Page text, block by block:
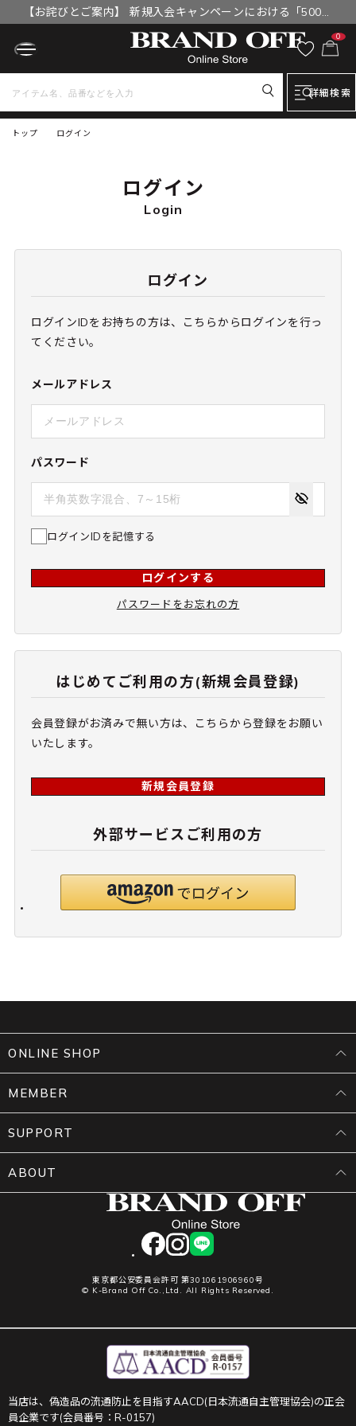
【お詫びとご案内】 新規入会キャンペーンにおける「500円
OFFクーポン」付与漏れと補填について
0
詳細検索
トップ ログイン
ログイン
Login
ログイン
ログインIDをお持ちの方は、こちらからログインを行っ
てください。
メールアドレス
パスワード
ログインIDを記憶する
ログインする
パスワードをお忘れの方
はじめてご利用の方(新規会員登録)
会員登録がお済みで無い方は、こちらから登録をお願い
いたします。
新規会員登録
外部サービスご利用の方
facebookinstagram
LINE
東京都公安委員会許可 第301061906960号
© K-Brand Off Co.,Ltd. All Rights Reserved.
ONLINE SHOP
MEMBER
SUPPORT
ABOUT
当店は、偽造品の流通防止を目指すAACD(日本流通自主管理協会)の正会
員企業です(会員番号：R-0157)